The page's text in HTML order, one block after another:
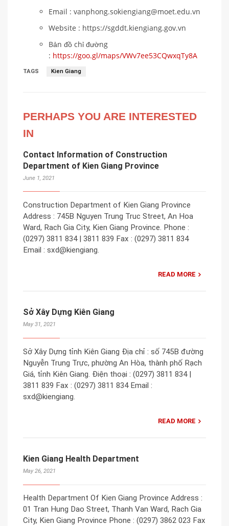
Email : vanphong.sokiengiang@moet.edu.vn
Website : https://sgddt.kiengiang.gov.vn
Bản đồ chỉ đường
: https://goo.gl/maps/VWv7ee53CQwxqTy8A
TAGS Kien Giang
PERHAPS YOU ARE INTERESTED
IN
Contact Information of Construction
Department of Kien Giang Province
June 1, 2021
Construction Department of Kien Giang Province
Address : 745B Nguyen Trung Truc Street, An Hoa
Ward, Rach Gia City, Kien Giang Province. Phone :
(0297) 3811 834 | 3811 839 Fax : (0297) 3811 834
Email : sxd@kiengiang.
READ MORE
Sở Xây Dựng Kiên Giang
May 31, 2021
Sở Xây Dựng tỉnh Kiên Giang Địa chỉ : số 745B đường
Nguyễn Trung Trực, phường An Hòa, thành phố Rạch
Giá, tỉnh Kiên Giang. Điện thoại : (0297) 3811 834 |
3811 839 Fax : (0297) 3811 834 Email :
sxd@kiengiang.
READ MORE
Kien Giang Health Department
May 26, 2021
Health Department Of Kien Giang Province Address :
01 Tran Hung Dao Street, Thanh Van Ward, Rach Gia
City, Kien Giang Province Phone : (0297) 3862 023 Fax